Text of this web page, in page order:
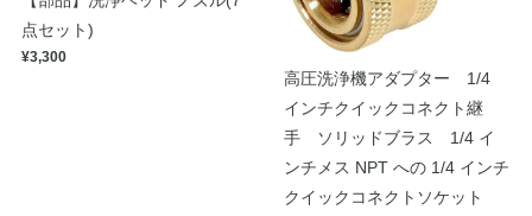
点セット)
¥3,300
高圧洗浄機アダプター 1/4
インチクイックコネクト継
手 ソリッドブラス 1/4 イ
ンチメス NPT への 1/4 インチ
クイックコネクトソケット